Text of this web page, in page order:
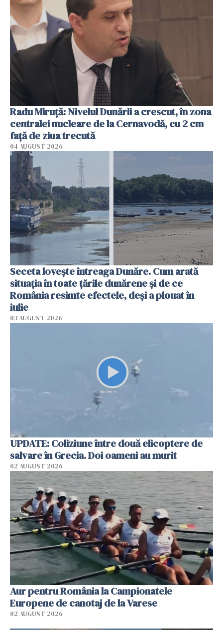
Radu Miruţă: Nivelul Dunării a crescut, în zona
centralei nucleare de la Cernavodă, cu 2 cm
faţă de ziua trecută
04 AUGUST 2026
Seceta lovește întreaga Dunăre. Cum arată
situația în toate țările dunărene și de ce
România resimte efectele, deși a plouat în
iulie
03 AUGUST 2026
UPDATE: Coliziune între două elicoptere de
salvare în Grecia. Doi oameni au murit
02 AUGUST 2026
Aur pentru România la Campionatele
Europene de canotaj de la Varese
02 AUGUST 2026